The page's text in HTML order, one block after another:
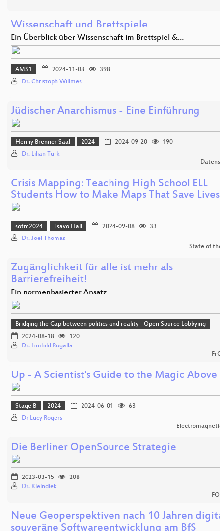
Wissenschaft und Brettspiele
Ein Überblick über Wissenschaft im Brettspiel &…
AMS1 2024-11-08
398
Dr. Christoph Willmes
Jüdischer Anarchismus - Eine Einführung
Henny Brenner Saal 2024 2024-09-20
190
Dr. Lilian Türk
Crisis Mapping: Teaching High School ELL
Students How to Make Maps That Save Lives
sotm2024 Tsavo Hall 2024-09-08
33
Dr. Joel Thomas
State of
Zugänglichkeit für alle ist mehr als
Barrierefreiheit!
Ein normenbasierter Ansatz
Bridging the Gap between politics and reality - Open Source Lobbying
2024-08-18
120
Dr. Irmhild Rogalla
Up - A Scientist's Guide to the Magic Above
Stage B 2024 2024-06-01
63
Dr Lucy Rogers
Die Berliner OpenSource Strategie
2023-03-15
208
Dr. Kleindiek
Neue Geoperspektiven nach 10 Jahren
souveräne Softwareentwicklung am BfS